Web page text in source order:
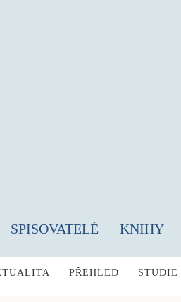
SPISOVATELÉ KNIHY
PŘEHLED STUDIE